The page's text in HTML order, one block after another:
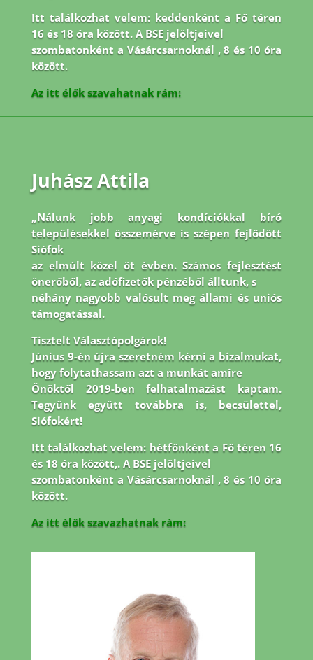
Itt találkozhat velem: keddenként a Fő téren
16 és 18 óra között. A BSE jelöltjeivel
szombatonként a Vásárcsarnoknál , 8 és 10 óra
között.
Az itt élők szavahatnak rám:
Juhász Attila
„Nálunk jobb anyagi kondíciókkal bíró
településekkel összemérve is szépen fejlődött
Siófok
az elmúlt közel öt évben. Számos fejlesztést
önerőből, az adófizetők pénzéből álltunk, s
néhány nagyobb valósult meg állami és uniós
támogatással.
Tisztelt Választópolgárok!
Június 9-én újra szeretném kérni a bizalmukat,
hogy folytathassam azt a munkát amire
Önöktől 2019-ben felhatalmazást kaptam.
Tegyünk együtt továbbra is, becsülettel,
Siófokért!
Itt találkozhat velem: hétfőnként a Fő téren 16
és 18 óra között,. A BSE jelöltjeivel
szombatonként a Vásárcsarnoknál , 8 és 10 óra
között.
Az itt élők szavazhatnak rám: